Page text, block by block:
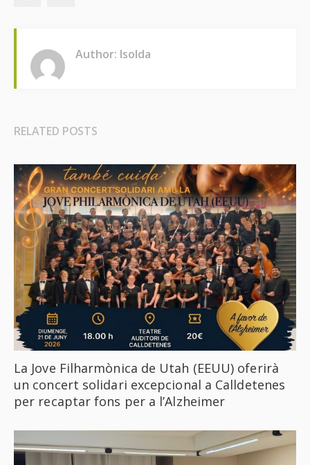
Author: Isolda
RELATED POSTS
La Jove Filharmònica de Utah (EEUU) oferirà
un concert solidari excepcional a Calldetenes
per recaptar fons per a l’Alzheimer